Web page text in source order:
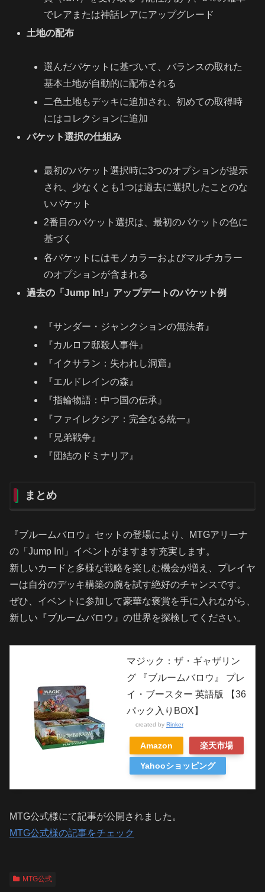
でレアまたは神話レアにアップグレード
土地の配布
選んだパケットに基づいて、バランスの取れた
基本土地が自動的に配布される
二色土地もデッキに追加され、初めての取得時
にはコレクションに追加
パケット選択の仕組み
最初のパケット選択時に3つのオプションが提示
され、少なくとも1つは過去に選択したことのな
いパケット
2番目のパケット選択は、最初のパケットの色に
基づく
各パケットにはモノカラーおよびマルチカラー
のオプションが含まれる
過去の「Jump In!」アップデートのパケット例
『サンダー・ジャンクションの無法者』
『カルロフ邸殺人事件』
『イクサラン：失われし洞窟』
『エルドレインの森』
『指輪物語：中つ国の伝承』
『ファイレクシア：完全なる統一』
『兄弟戦争』
『団結のドミナリア』
まとめ
『ブルームバロウ』セットの登場により、MTGアリーナ
の「Jump In!」イベントがますます充実します。
新しいカードと多様な戦略を楽しむ機会が増え、プレイヤ
ーは自分のデッキ構築の腕を試す絶好のチャンスです。
ぜひ、イベントに参加して豪華な褒賞を手に入れながら、
新しい『ブルームバロウ』の世界を探検してください。
マジック：ザ・ギャザリン
グ 『ブルームバロウ』 プレ
イ・ブースター 英語版 【36
パック入りBOX】
created by Rinker
Amazon 楽天市場
Yahooショッピング
MTG公式様にて記事が公開されました。
MTG公式様の記事をチェック
MTG公式